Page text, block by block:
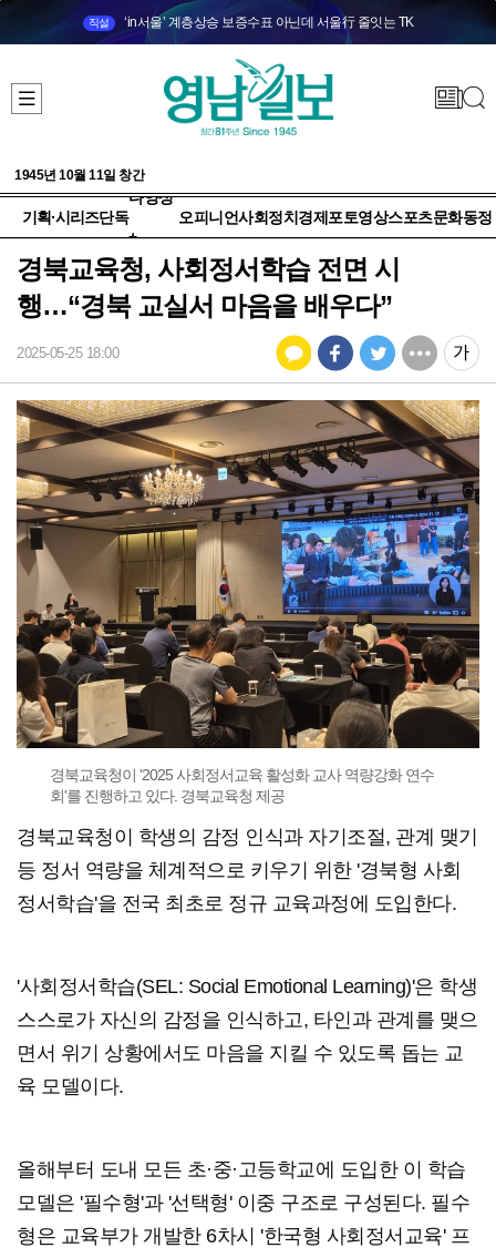
직설 ‘in서울’ 계층상승 보증수표 아닌데 서울行 줄잇는 TK
1945년 10월 11일 창간
기획·시리즈단독
다양성
+
오피니언사회정치 경제 포토영상스포츠문화동정
경북교육청, 사회정서학습 전면 시
행…“경북 교실서 마음을 배우다”
2025-05-25 18:00
경북교육청이 '2025 사회정서교육 활성화 교사 역량강화 연수
회'를 진행하고 있다. 경북교육청 제공
경북교육청이 학생의 감정 인식과 자기조절, 관계 맺기
등 정서 역량을 체계적으로 키우기 위한 '경북형 사회
정서학습'을 전국 최초로 정규 교육과정에 도입한다.
'사회정서학습(SEL: Social Emotional Learning)'은 학생
스스로가 자신의 감정을 인식하고, 타인과 관계를 맺으
면서 위기 상황에서도 마음을 지킬 수 있도록 돕는 교
육 모델이다.
올해부터 도내 모든 초·중·고등학교에 도입한 이 학습
모델은 '필수형'과 '선택형' 이중 구조로 구성된다. 필수
형은 교육부가 개발한 6차시 '한국형 사회정서교육' 프